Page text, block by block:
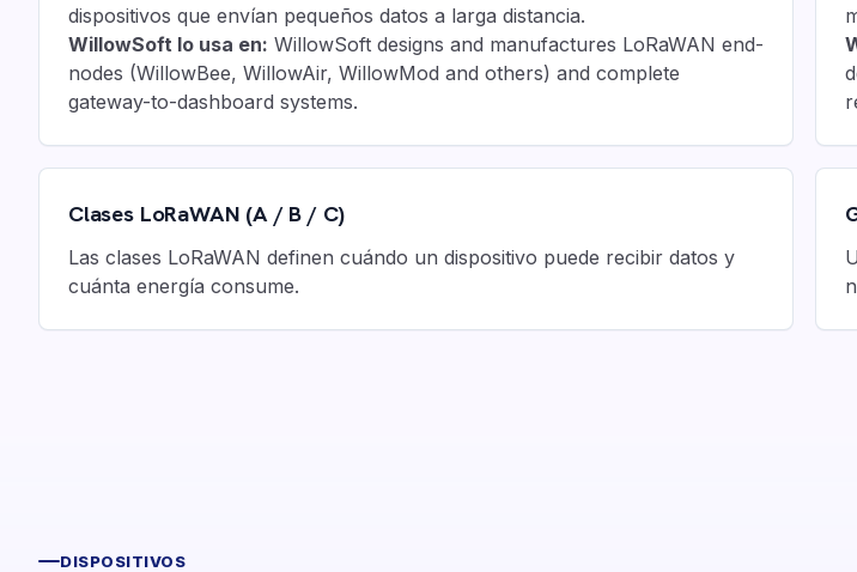
dispositivos que envían pequeños datos a larga distancia.
WillowSoft lo usa en: WillowSoft designs and manufactures LoRaWAN end-
nodes (WillowBee, WillowAir, WillowMod and others) and complete
gateway-to-dashboard systems.
Clases LoRaWAN (A / B / C)
Las clases LoRaWAN definen cuándo un dispositivo puede recibir datos y
cuánta energía consume.
DISPOSITIVOS